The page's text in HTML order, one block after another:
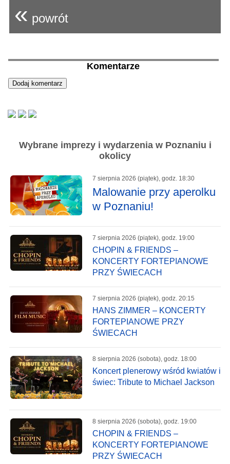
« powrót
Komentarze
Wybrane imprezy i wydarzenia w Poznaniu i
okolicy
7 sierpnia 2026 (piątek), godz. 18:30
Malowanie przy aperolku
w Poznaniu!
7 sierpnia 2026 (piątek), godz. 19:00
CHOPIN & FRIENDS –
KONCERTY FORTEPIANOWE
PRZY ŚWIECACH
7 sierpnia 2026 (piątek), godz. 20:15
HANS ZIMMER – KONCERTY
FORTEPIANOWE PRZY
ŚWIECACH
8 sierpnia 2026 (sobota), godz. 18:00
Koncert plenerowy wśród kwiatów i
świec: Tribute to Michael Jackson
8 sierpnia 2026 (sobota), godz. 19:00
CHOPIN & FRIENDS –
KONCERTY FORTEPIANOWE
PRZY ŚWIECACH